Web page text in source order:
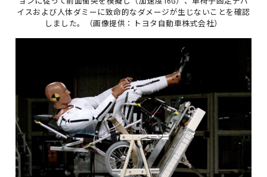
イスおよび人体ダミーに致命的なダメージが生じないことを確認
しました。（画像提供：トヨタ自動車株式会社）